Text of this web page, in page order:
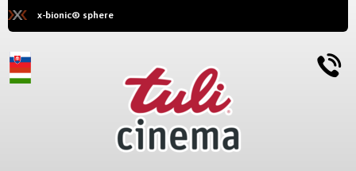
x-bionic® sphere